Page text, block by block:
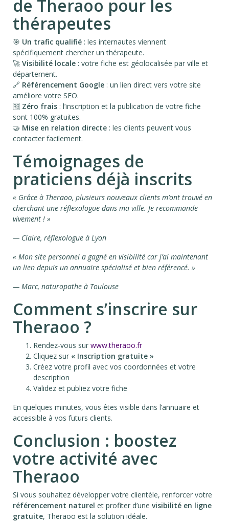
de Theraoo pour les
thérapeutes
🎯 Un trafic qualifié : les internautes viennent
spécifiquement chercher un thérapeute.
🚀 Visibilité locale : votre fiche est géolocalisée par ville et
département.
🔗 Référencement Google : un lien direct vers votre site
améliore votre SEO.
🆓 Zéro frais : l’inscription et la publication de votre fiche
sont 100% gratuites.
🤝 Mise en relation directe : les clients peuvent vous
contacter facilement.
Témoignages de
praticiens déjà inscrits
« Grâce à Theraoo, plusieurs nouveaux clients m’ont trouvé en
cherchant une réflexologue dans ma ville. Je recommande
vivement ! »
— Claire, réflexologue à Lyon
« Mon site personnel a gagné en visibilité car j’ai maintenant
un lien depuis un annuaire spécialisé et bien référencé. »
— Marc, naturopathe à Toulouse
Comment s’inscrire sur
Theraoo ?
Rendez-vous sur www.theraoo.fr
Cliquez sur « Inscription gratuite »
Créez votre profil avec vos coordonnées et votre
description
Validez et publiez votre fiche
En quelques minutes, vous êtes visible dans l’annuaire et
accessible à vos futurs clients.
Conclusion : boostez
votre activité avec
Theraoo
Si vous souhaitez développer votre clientèle, renforcer votre
référencement naturel et profiter d’une visibilité en ligne
gratuite, Theraoo est la solution idéale.